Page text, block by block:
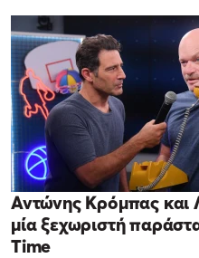
Αντώνης Κρόμπας και
μία ξεχωριστή
Time